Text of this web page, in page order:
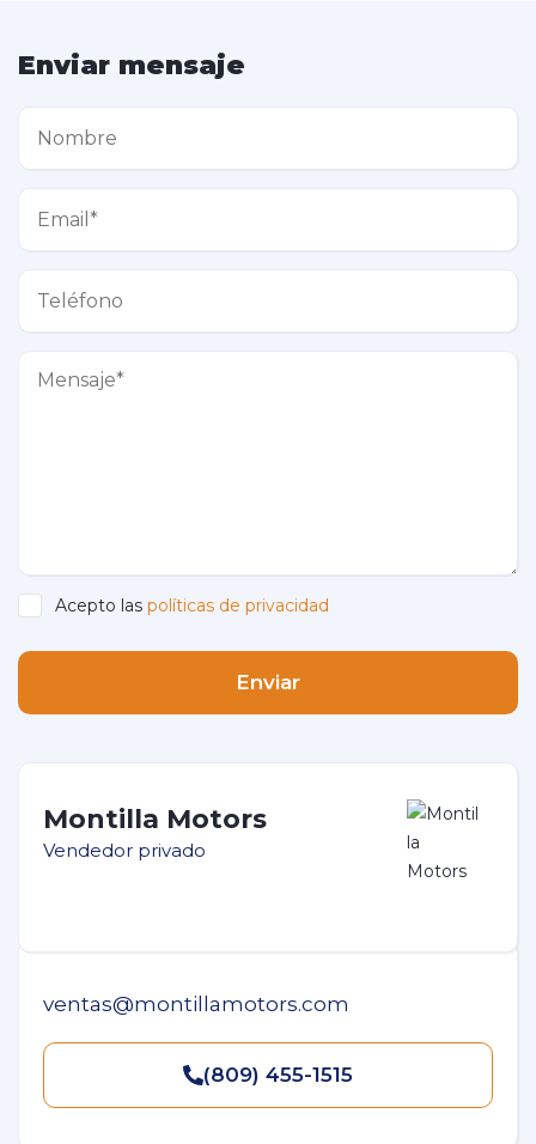
Enviar mensaje
Acepto las políticas de privacidad
Enviar
Montilla Motors
Vendedor privado
ventas@montillamotors.com
(809) 455-1515